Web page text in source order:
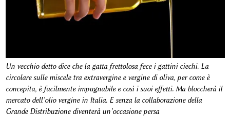
Un vecchio detto dice che la gatta frettolosa fece i gattini ciechi. La
circolare sulle miscele tra extravergine e vergine di oliva, per come è
concepita, è facilmente impugnabile e così i suoi effetti. Ma bloccherà il
mercato dell’olio vergine in Italia. E senza la collaborazione della
Grande Distribuzione diventerà un’occasione persa